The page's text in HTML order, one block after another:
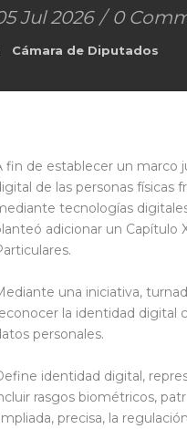
Jul 2026 / 0
Cámara de Diputados
fin de establecer un marco
de las personas físicas
tecnologías
adicionar un Capítulo
una iniciativa,
la identidad digital
personales.
identidad digital,
rasgos biométricos,
precisa, la